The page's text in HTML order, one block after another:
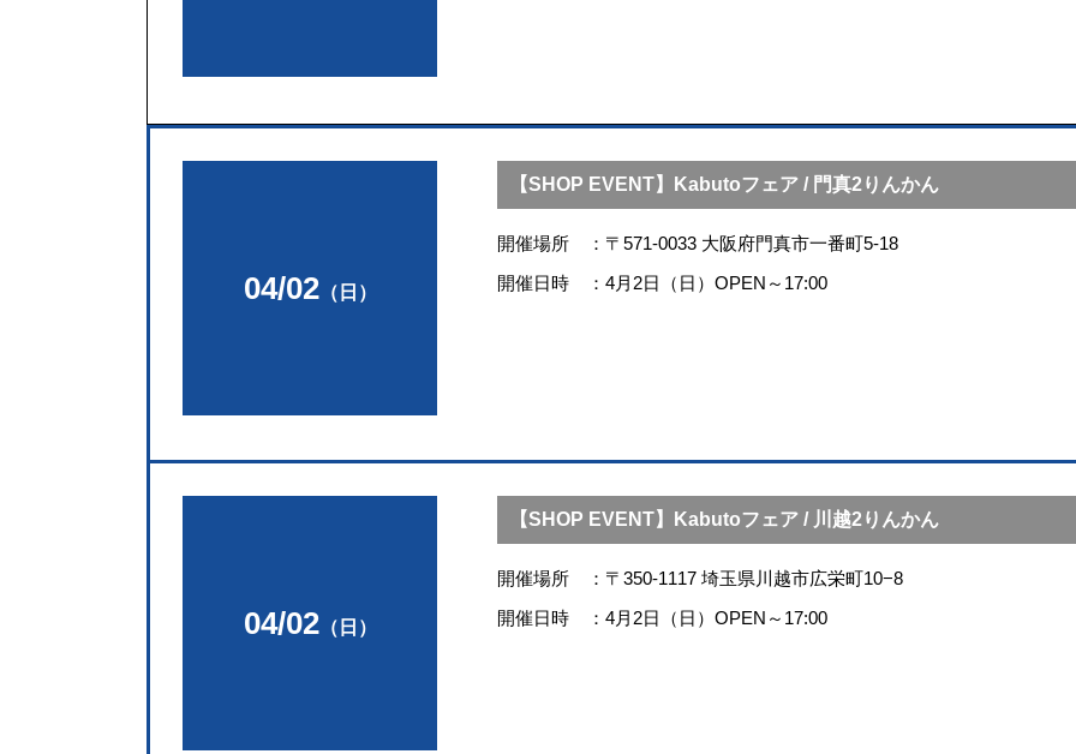
04/02（日）
【SHOP EVENT】Kabutoフェア / 門真2りんかん
開催場所
〒571-0033 大阪府門真市一番町5-18
開催日時
4月2日（日）OPEN～17:00
04/02（日）
【SHOP EVENT】Kabutoフェア / 川越2りんかん
開催場所
〒350-1117 埼玉県川越市広栄町10−8
開催日時
4月2日（日）OPEN～17:00